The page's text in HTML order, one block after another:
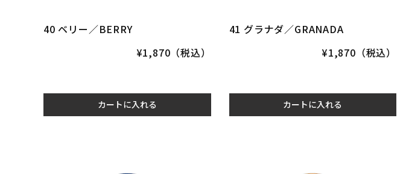
40 ベリー／BERRY
¥1,870（税込）
カートに入れる
41 グラナダ／GRANADA
¥1,870（税込）
カートに入れる